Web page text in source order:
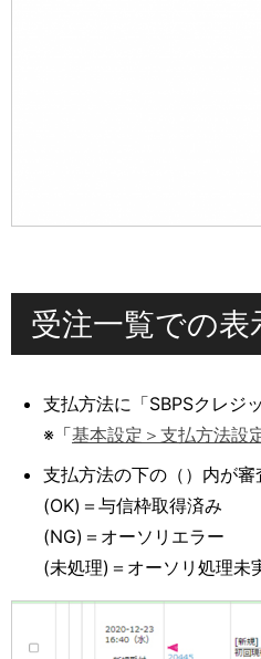
受注一覧での表
支払方法に「SBPSクレジ
※「基本設定＞支払方法設
支払方法の下の（）内が審
(OK)＝与信枠取得済み
(NG)＝オーソリエラー
(未処理)＝オーソリ処理未